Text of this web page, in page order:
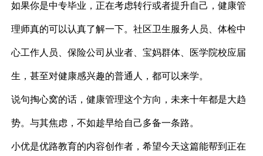
如果你是中专毕业，正在考虑转行或者提升自己，健康管
理师真的可以认真了解一下。社区卫生服务人员、体检中
心工作人员、保险公司从业者、宝妈群体、医学院校应届
生，甚至对健康感兴趣的普通人，都可以来学。
说句掏心窝的话，健康管理这个方向，未来十年都是大趋
势。与其焦虑，不如趁早给自己多备一条路。
小优是优路教育的内容创作者，希望今天这篇能帮到正在